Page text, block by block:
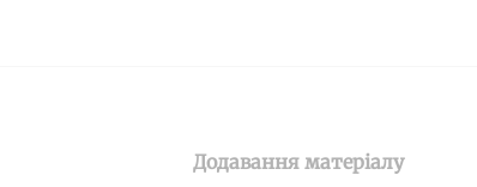
Додавання матеріалу